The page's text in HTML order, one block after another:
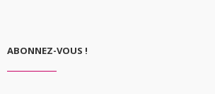
ABONNEZ-VOUS !